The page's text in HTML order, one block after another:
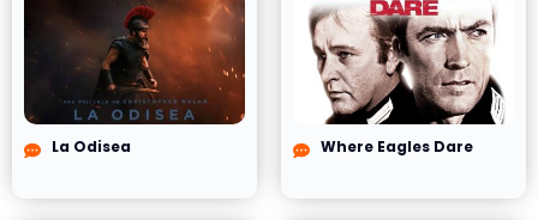
La Odisea Where Eagles Dare